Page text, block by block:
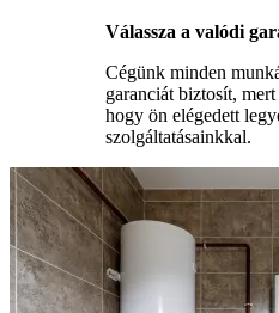
Válassza a valódi
Cégünk minden
garanciát biztosít,
hogy ön elégedett
szolgáltatásainkkal.